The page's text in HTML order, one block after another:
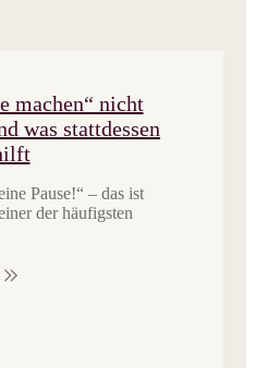
machen“ nicht
was stattdessen
Pause!“ – das ist
der häufigsten